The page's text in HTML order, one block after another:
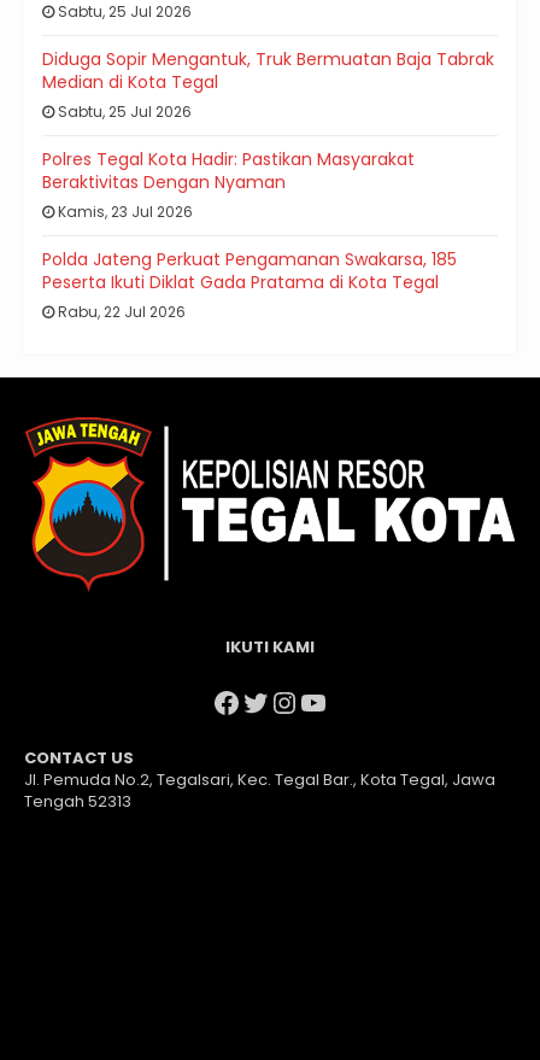
Sabtu, 25 Jul 2026
Diduga Sopir Mengantuk, Truk Bermuatan Baja Tabrak
Median di Kota Tegal
Sabtu, 25 Jul 2026
Polres Tegal Kota Hadir: Pastikan Masyarakat
Beraktivitas Dengan Nyaman
Kamis, 23 Jul 2026
Polda Jateng Perkuat Pengamanan Swakarsa, 185
Peserta Ikuti Diklat Gada Pratama di Kota Tegal
Rabu, 22 Jul 2026
IKUTI KAMI
Facebook
Twitter
Instagram
YouTube
CONTACT US
Jl. Pemuda No.2, Tegalsari, Kec. Tegal Bar., Kota Tegal, Jawa
Tengah 52313